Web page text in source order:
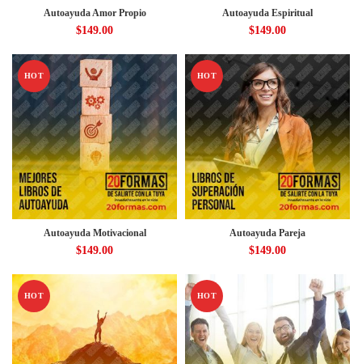
Autoayuda Amor Propio
$149.00
Autoayuda Espiritual
$149.00
HOT
Autoayuda Motivacional
$149.00
HOT
Autoayuda Pareja
$149.00
HOT HOT